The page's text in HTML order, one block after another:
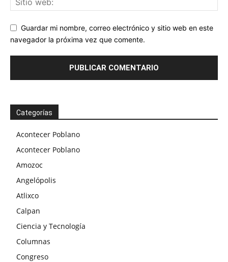
Guardar mi nombre, correo electrónico y sitio web en este
navegador la próxima vez que comente.
Categorías
Acontecer Poblano
Acontecer Poblano
Amozoc
Angelópolis
Atlixco
Calpan
Ciencia y Tecnología
Columnas
Congreso